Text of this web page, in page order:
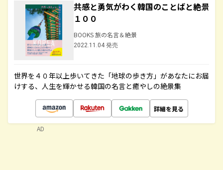
共感と勇気がわく韓国のことばと絶景
１００
BOOKS 旅の名言＆絶景
2022.11.04 発売
世界を４０年以上歩いてきた「地球の歩き方」があなたにお届
けする、人生を輝かせる韓国の名言と癒やしの絶景集
詳細を見る
AD